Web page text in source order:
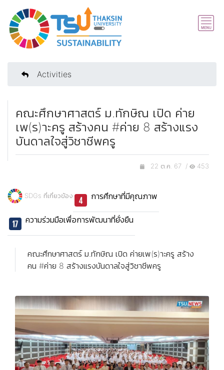
Activities
คณะศึกษาศาสตร์ ม.ทักษิณ เปิด ค่าย
เพ(ร)าะครู สร้างคน #ค่าย 8 สร้างแรง
บันดาลใจสู่วิชาชีพครู
22 ต.ค. 67 / 453
SDGs ที่เกี่ยวข้อง การศึกษาที่มีคุณภาพ
ความร่วมมือเพื่อการพัฒนาที่ยั่งยืน
คณะศึกษาศาสตร์ ม.ทักษิณ เปิด ค่ายเพ(ร)าะครู สร้าง
คน #ค่าย 8 สร้างแรงบันดาลใจสู่วิชาชีพครู